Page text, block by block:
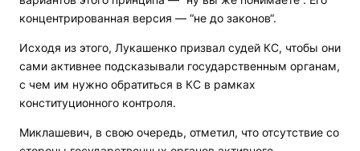
концентрированная версия — “не до законов“.
Исходя из этого, Лукашенко призвал судей КС, чтобы они
сами активнее подсказывали государственным органам,
с чем им нужно обратиться в КС в рамках
конституционного контроля.
Миклашевич, в свою очередь, отметил, что отсутствие со